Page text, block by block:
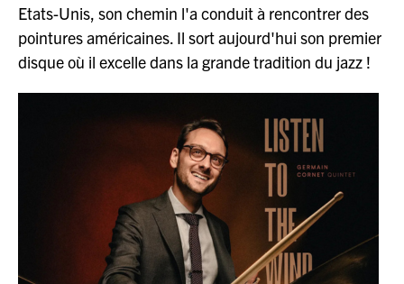
Etats-Unis, son chemin l'a conduit à rencontrer des
pointures américaines. Il sort aujourd'hui son premier
disque où il excelle dans la grande tradition du jazz !